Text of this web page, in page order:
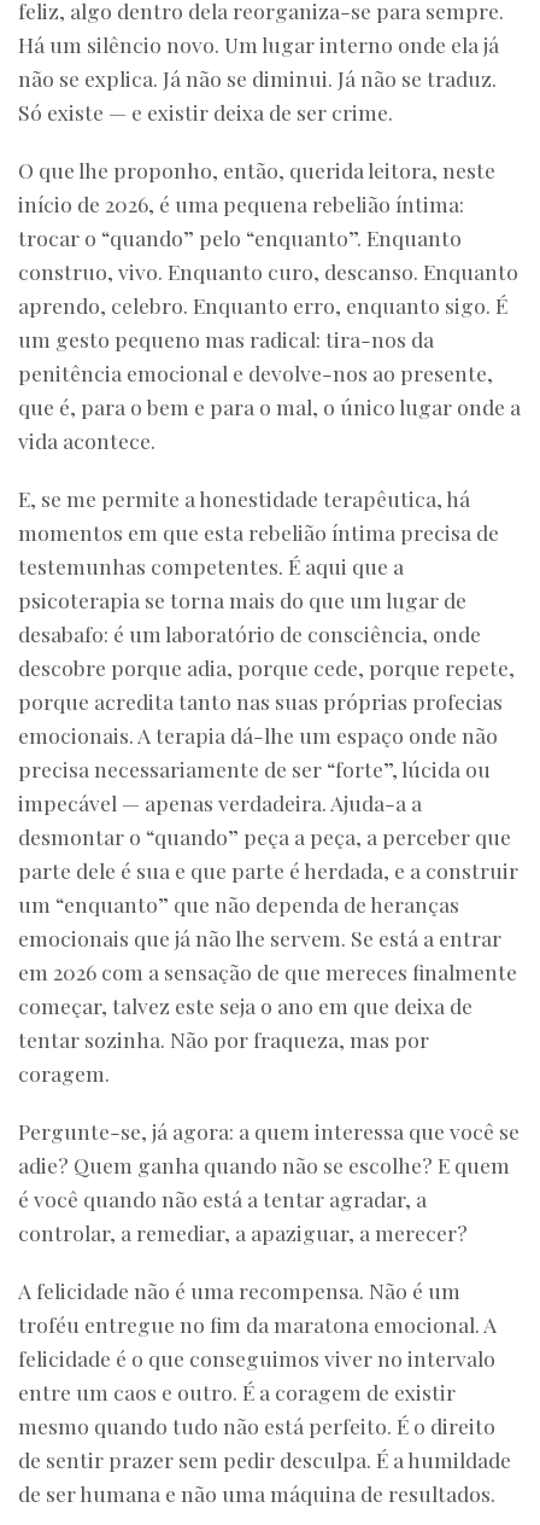
feliz, algo dentro dela reorganiza-se para sempre.
Há um silêncio novo. Um lugar interno onde ela já
não se explica. Já não se diminui. Já não se traduz.
Só existe — e existir deixa de ser crime.
O que lhe proponho, então, querida leitora, neste
início de 2026, é uma pequena rebelião íntima:
trocar o “quando” pelo “enquanto”. Enquanto
construo, vivo. Enquanto curo, descanso. Enquanto
aprendo, celebro. Enquanto erro, enquanto sigo. É
um gesto pequeno mas radical: tira-nos da
penitência emocional e devolve-nos ao presente,
que é, para o bem e para o mal, o único lugar onde a
vida acontece.
E, se me permite a honestidade terapêutica, há
momentos em que esta rebelião íntima precisa de
testemunhas competentes. É aqui que a
psicoterapia se torna mais do que um lugar de
desabafo: é um laboratório de consciência, onde
descobre porque adia, porque cede, porque repete,
porque acredita tanto nas suas próprias profecias
emocionais. A terapia dá-lhe um espaço onde não
precisa necessariamente de ser “forte”, lúcida ou
impecável — apenas verdadeira. Ajuda-a a
desmontar o “quando” peça a peça, a perceber que
parte dele é sua e que parte é herdada, e a construir
um “enquanto” que não dependa de heranças
emocionais que já não lhe servem. Se está a entrar
em 2026 com a sensação de que mereces finalmente
começar, talvez este seja o ano em que deixa de
tentar sozinha. Não por fraqueza, mas por
coragem.
Pergunte-se, já agora: a quem interessa que você se
adie? Quem ganha quando não se escolhe? E quem
é você quando não está a tentar agradar, a
controlar, a remediar, a apaziguar, a merecer?
A felicidade não é uma recompensa. Não é um
troféu entregue no fim da maratona emocional. A
felicidade é o que conseguimos viver no intervalo
entre um caos e outro. É a coragem de existir
mesmo quando tudo não está perfeito. É o direito
de sentir prazer sem pedir desculpa. É a humildade
de ser humana e não uma máquina de resultados.